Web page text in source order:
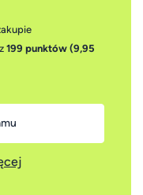
199 punktów (9,95